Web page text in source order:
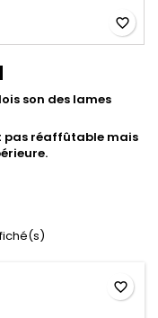
favorite_border
son des lames
pas réaffûtable mais
favorite_border